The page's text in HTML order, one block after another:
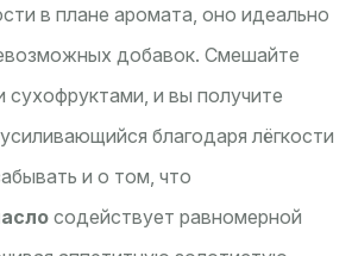
в плане аромата, оно идеально
добавок. Смешайте
сухофруктами, и вы получите
благодаря лёгкости
и о том, что
содействует равномерной